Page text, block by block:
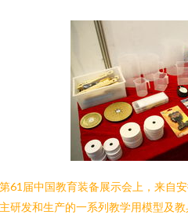
61届中国教育装备展示会上，来自
研发和生产的一系列教学用模型及